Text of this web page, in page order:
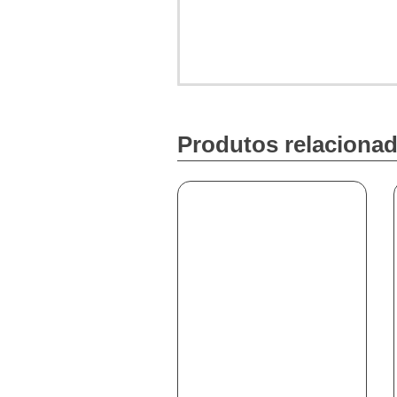
Produtos